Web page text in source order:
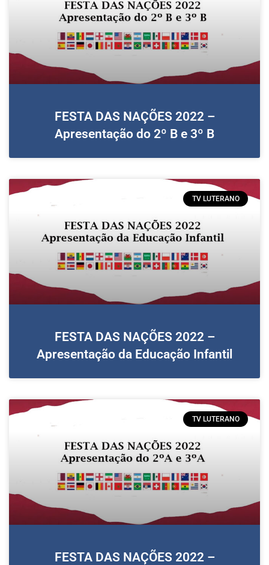
FESTA DAS NAÇÕES 2022 –
Apresentação do 2º B e 3º B
TV LUTERANO
FESTA DAS NAÇÕES 2022 –
Apresentação da Educação Infantil
TV LUTERANO
FESTA DAS NAÇÕES 2022 –